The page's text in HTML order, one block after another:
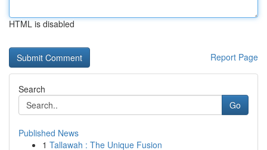
HTML is disabled
Report Page
Search
Go
Published News
1 Tallawah : The Unique Fusion